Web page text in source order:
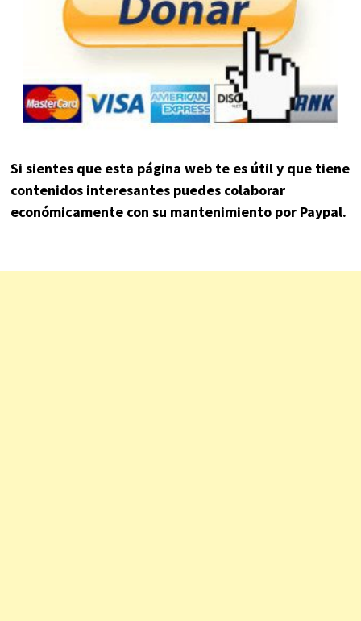
Si sientes que esta página web te es útil y que tiene
contenidos interesantes puedes colaborar
económicamente con su mantenimiento por Paypal.